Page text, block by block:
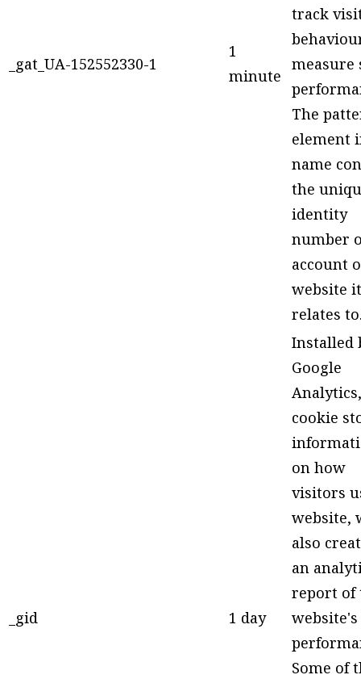
_gat_UA-152552330-1
1
minute
track
measure
The
element
name
the
identity
number
account
website it
relates
_gid 1 day
Installed
Google
cookie
on how
visitors
website,
also
an
report of
website's
Some of